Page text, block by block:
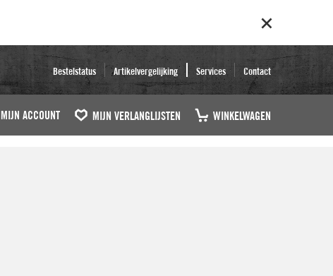
Bestelstatus Artikelvergelijking Services Contact
MIJN ACCOUNT MIJN VERLANGLIJSTEN WINKELWAGEN